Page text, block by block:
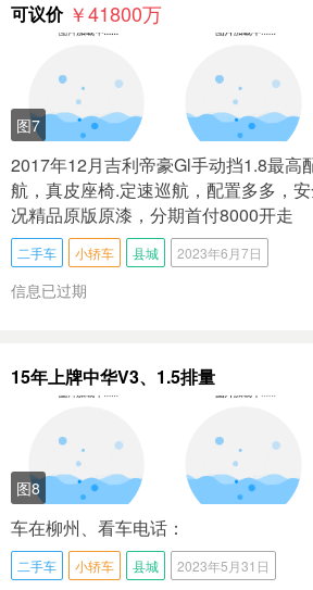
可议价 ￥41800万
图7
2017年12月吉利帝豪Gl手动挡1.8最高
航，真皮座椅.定速巡航，配置多多，
况精品原版原漆，分期首付8000开走
二手车 小轿车 县城 2023年6月7日
信息已过期
15年上牌中华V3、1.5排量
图8
车在柳州、看车电话：
二手车 小轿车 县城 2023年5月31日